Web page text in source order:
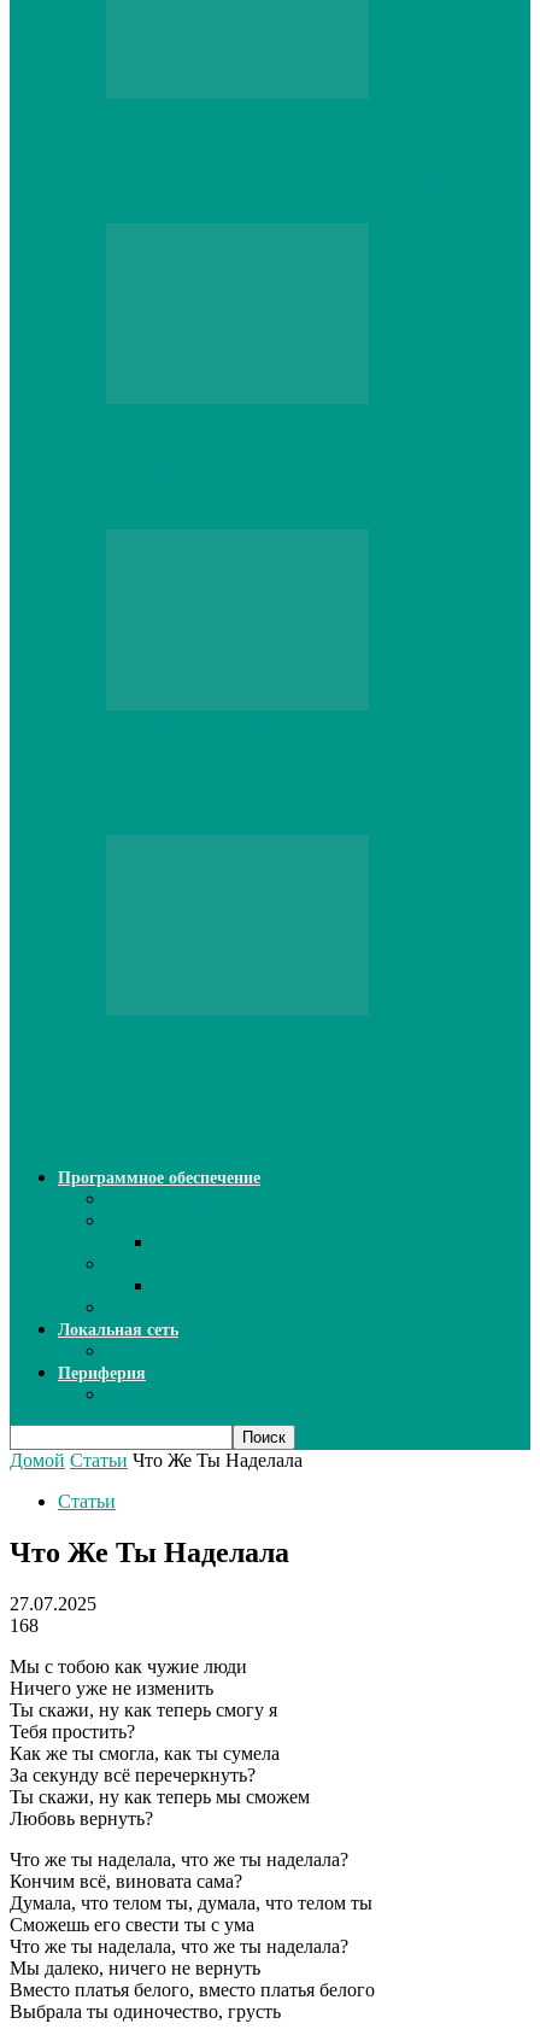
Программное обеспечение
Локальная сеть
Периферия
Домой Статьи Что Же Ты Наделала
Статьи
Что Же Ты Наделала
27.07.2025
168
Мы с тобою как чужие люди
Ничего уже не изменить
Ты скажи, ну как теперь смогу я
Тебя простить?
Как же ты смогла, как ты сумела
За секунду всё перечеркнуть?
Ты скажи, ну как теперь мы сможем
Любовь вернуть?
Что же ты наделала, что же ты наделала?
Кончим всё, виновата сама?
Думала, что телом ты, думала, что телом ты
Сможешь его свести ты с ума
Что же ты наделала, что же ты наделала?
Мы далеко, ничего не вернуть
Вместо платья белого, вместо платья белого
Выбрала ты одиночество, грусть